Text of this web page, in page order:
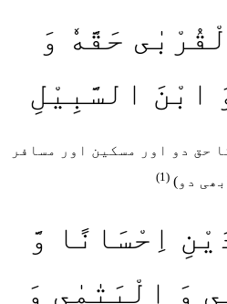
حَقَّهٗ وَ
ابْنَ السَّبِیْلِ
حق دو اور مسکین اور مسافر
دو)(1)
اِحْسَانًا وَّ
وَ الْیَتٰمٰى وَ